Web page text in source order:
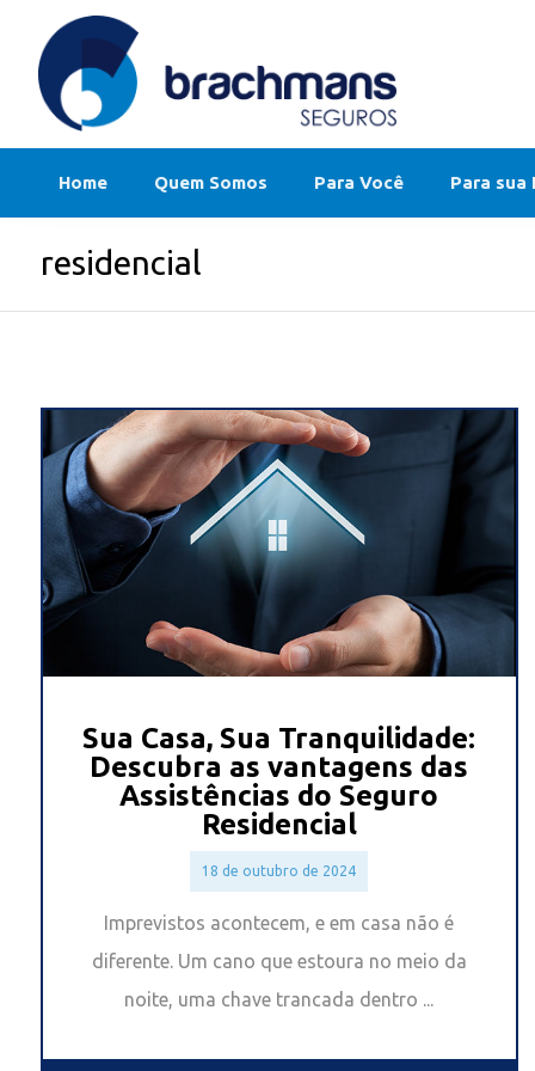
Home Quem Somos Para Você Para sua
residencial
Sua Casa, Sua Tranquilidade:
Descubra as vantagens das
Assistências do Seguro
Residencial
18 de outubro de 2024
Imprevistos acontecem, e em casa não é
diferente. Um cano que estoura no meio da
noite, uma chave trancada dentro ...